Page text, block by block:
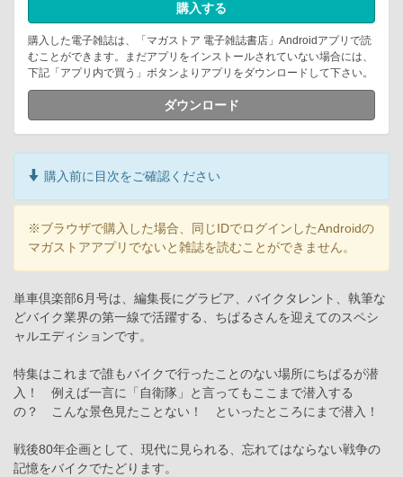
購入する
購入した電子雑誌は、「マガストア 電子雑誌書店」Androidアプリで読
むことができます。まだアプリをインストールされていない場合には、
下記「アプリ内で買う」ボタンよりアプリをダウンロードして下さい。
ダウンロード
購入前に目次をご確認ください
※ブラウザで購入した場合、同じIDでログインしたAndroidの
マガストアアプリでないと雑誌を読むことができません。
単車倶楽部6月号は、編集長にグラビア、バイクタレント、執筆な
どバイク業界の第一線で活躍する、ちぱるさんを迎えてのスペシ
ャルエディションです。
特集はこれまで誰もバイクで行ったことのない場所にちぱるが潜
入！ 例えば一言に「自衛隊」と言ってもここまで潜入する
の？ こんな景色見たことない！ といったところにまで潜入！
戦後80年企画として、現代に見られる、忘れてはならない戦争の
記憶をバイクでたどります。